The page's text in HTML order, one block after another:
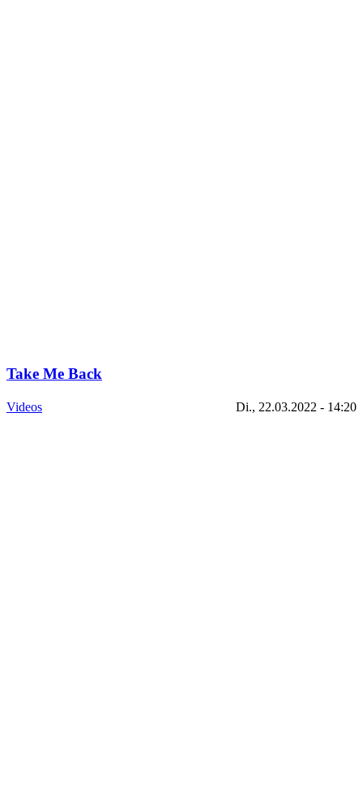
Take Me Back
Videos Di., 22.03.2022 - 14:20